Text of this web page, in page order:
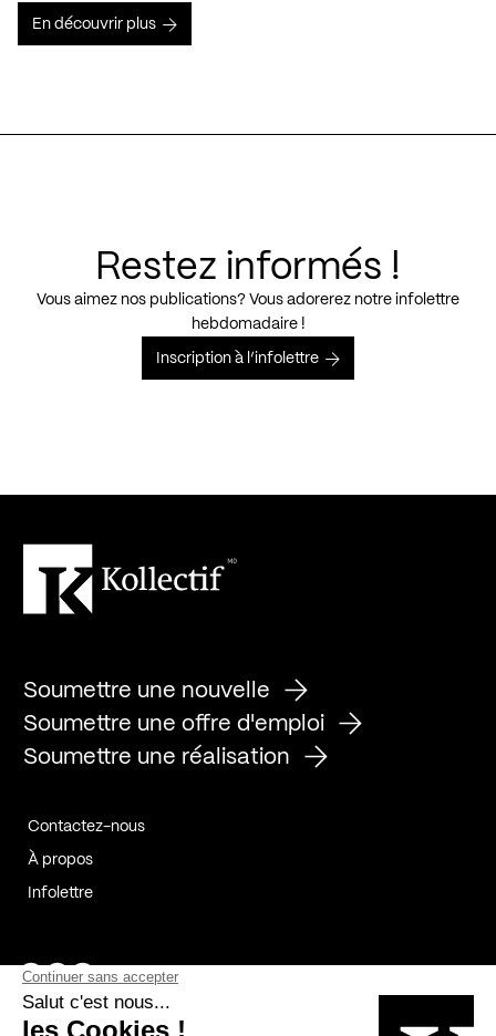
En découvrir plus
Restez informés !
Vous aimez nos publications? Vous adorerez notre infolettre
hebdomadaire !
Inscription à l’infolettre
Soumettre une nouvelle
Soumettre une offre d'emploi
Soumettre une réalisation
Contactez-nous
À propos
Infolettre
Page Facebook de Kollectif
Page Instagram de Kollectif
Page Linkedin de Kollectif